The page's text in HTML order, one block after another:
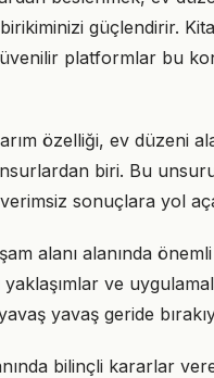
güçlendirir.
platformlar bu
özelliği, ev düzeni
biri. Bu
sonuçlara yol
alanı alanında
yaklaşımlar ve
yavaş yavaş geride
bilinçli kararlar